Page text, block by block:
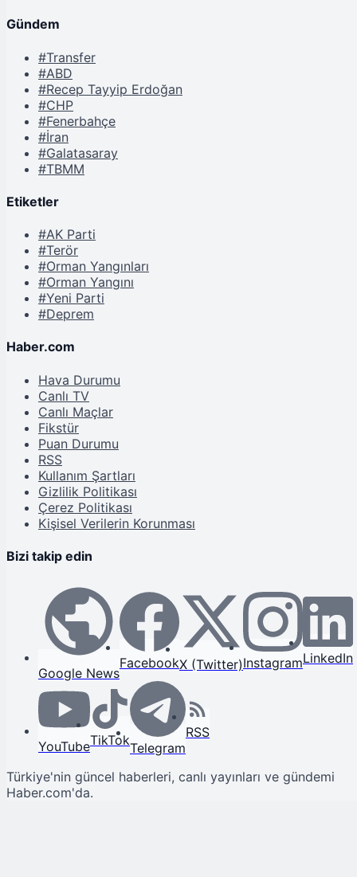
Gündem
#Transfer
#ABD
#Recep Tayyip Erdoğan
#CHP
#Fenerbahçe
#İran
#Galatasaray
#TBMM
Etiketler
#AK Parti
#Terör
#Orman Yangınları
#Orman Yangını
#Yeni Parti
#Deprem
Haber.com
Hava Durumu
Canlı TV
Canlı Maçlar
Fikstür
Puan Durumu
RSS
Kullanım Şartları
Gizlilik Politikası
Çerez Politikası
Kişisel Verilerin Korunması
Bizi takip edin
Google News
FacebookX (Twitter)InstagramLinkedIn
YouTubeTikTokTelegram
RSS
Türkiye'nin güncel haberleri, canlı yayınları ve gündemi
Haber.com'da.